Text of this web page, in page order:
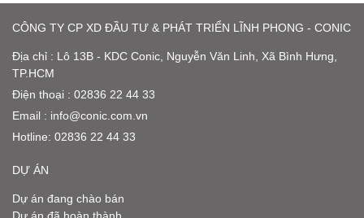
CÔNG TY CP XD ĐẦU TƯ & PHÁT TRIỂN LĨNH PHONG - CONIC
Địa chỉ : Lô 13B - KDC Conic, Nguyễn Văn Linh, Xã Bình Hưng,
TP.HCM
Điện thoại : 02836 22 44 33
Email : info@conic.com.vn
Hotline: 02836 22 44 33
DỰ ÁN
Dự án đang chào bán